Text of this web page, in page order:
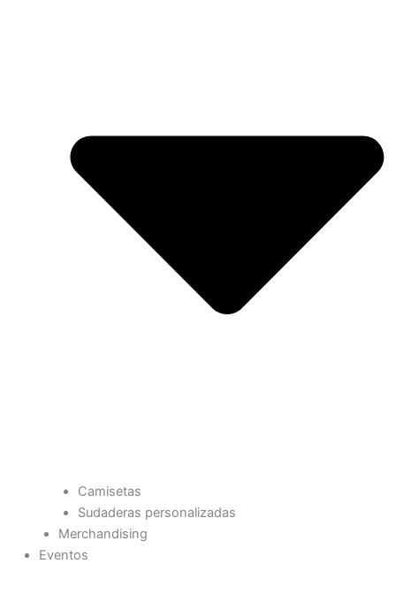
Camisetas
Sudaderas personalizadas
Merchandising
Eventos